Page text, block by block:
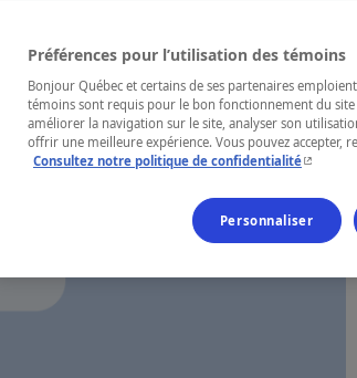
Préférences pour l’utilisation des témoins
Bonjour Québec et certains de ses partenaires
témoins sont requis pour le bon fonctionnement du site
améliorer la navigation sur le site, analyser son
offrir une meilleure expérience. Vous pouvez accepter,
Consultez notre politique de confidentialité- Cet
Personnaliser